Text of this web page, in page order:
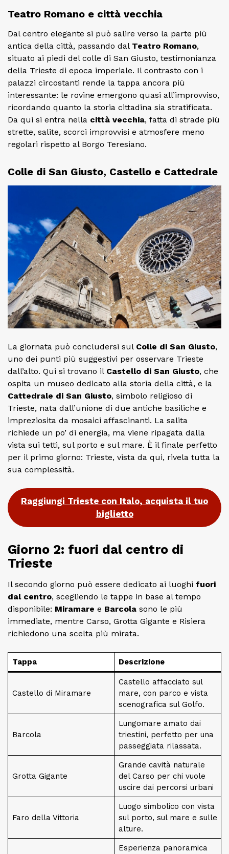
Teatro Romano e città vecchia
Dal centro elegante si può salire verso la parte più
antica della città, passando dal Teatro Romano,
situato ai piedi del colle di San Giusto, testimonianza
della Trieste di epoca imperiale. Il contrasto con i
palazzi circostanti rende la tappa ancora più
interessante: le rovine emergono quasi all’improvviso,
ricordando quanto la storia cittadina sia stratificata.
Da qui si entra nella città vecchia, fatta di strade più
strette, salite, scorci improvvisi e atmosfere meno
regolari rispetto al Borgo Teresiano.
Colle di San Giusto, Castello e Cattedrale
La giornata può concludersi sul Colle di San Giusto,
uno dei punti più suggestivi per osservare Trieste
dall’alto. Qui si trovano il Castello di San Giusto, che
ospita un museo dedicato alla storia della città, e la
Cattedrale di San Giusto, simbolo religioso di
Trieste, nata dall’unione di due antiche basiliche e
impreziosita da mosaici affascinanti. La salita
richiede un po’ di energia, ma viene ripagata dalla
vista sui tetti, sul porto e sul mare. È il finale perfetto
per il primo giorno: Trieste, vista da qui, rivela tutta la
sua complessità.
Raggiungi Trieste con Italo, acquista il tuo
biglietto
Giorno 2: fuori dal centro di
Trieste
Il secondo giorno può essere dedicato ai luoghi fuori
dal centro, scegliendo le tappe in base al tempo
disponibile: Miramare e Barcola sono le più
immediate, mentre Carso, Grotta Gigante e Risiera
richiedono una scelta più mirata.
Tappa Descrizione
Castello di Miramare
Castello affacciato sul
mare, con parco e vista
scenografica sul Golfo.
Barcola
Lungomare amato dai
triestini, perfetto per una
passeggiata rilassata.
Grotta Gigante
Grande cavità naturale
del Carso per chi vuole
uscire dai percorsi urbani
Faro della Vittoria
Luogo simbolico con vista
sul porto, sul mare e sulle
alture.
Esperienza panoramica